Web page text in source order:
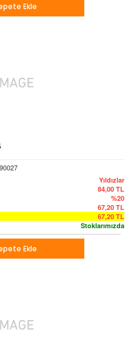
Ekle
Yıldızlar
84,00 TL
%20
67,20 TL
67,20 TL
Stoklarımızda
Ekle